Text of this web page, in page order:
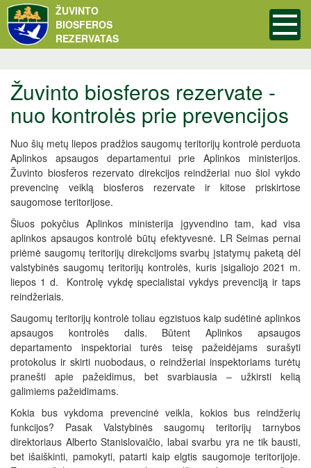
ŽUVINTO
BIOSFEROS
REZERVATAS
Žuvinto biosferos rezervate -
nuo kontrolės prie prevencijos
Nuo šių metų liepos pradžios saugomų teritorijų kontrolė perduota
Aplinkos apsaugos departamentui prie Aplinkos ministerijos.
Žuvinto biosferos rezervato direkcijos reindžeriai nuo šiol vykdo
prevencinę veiklą biosferos rezervate ir kitose priskirtose
saugomose teritorijose.
Šiuos pokyčius Aplinkos ministerija įgyvendino tam, kad visa
aplinkos apsaugos kontrolė būtų efektyvesnė. LR Seimas pernai
priėmė saugomų teritorijų direkcijoms svarbų įstatymų paketą dėl
valstybinės saugomų teritorijų kontrolės, kuris įsigaliojo 2021 m.
liepos 1 d. Kontrolę vykdę specialistai vykdys prevenciją ir taps
reindžeriais.
Saugomų teritorijų kontrolė toliau egzistuos kaip sudėtinė aplinkos
apsaugos kontrolės dalis. Būtent Aplinkos apsaugos
departamento inspektoriai turės teisę pažeidėjams surašyti
protokolus ir skirti nuobodaus, o reindžeriai inspektoriams turėtų
pranešti apie pažeidimus, bet svarbiausia – užkirsti kelią
galimiems pažeidimams.
Kokia bus vykdoma prevencinė veikla, kokios bus reindžerių
funkcijos? Pasak Valstybinės saugomų teritorijų tarnybos
direktoriaus Alberto Stanislovaičio, labai svarbu yra ne tik bausti,
bet išaiškinti, pamokyti, patarti kaip elgtis saugomoje teritorijoje.